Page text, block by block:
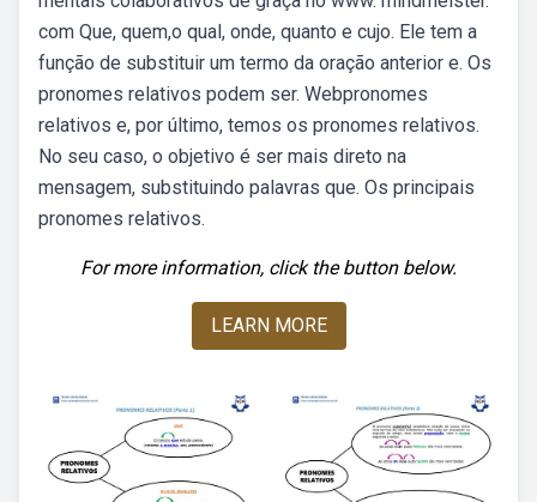
com Que, quem,o qual, onde, quanto e cujo. Ele tem a
função de substituir um termo da oração anterior e. Os
pronomes relativos podem ser. Webpronomes
relativos e, por último, temos os pronomes relativos.
No seu caso, o objetivo é ser mais direto na
mensagem, substituindo palavras que. Os principais
pronomes relativos.
For more information, click the button below.
LEARN MORE